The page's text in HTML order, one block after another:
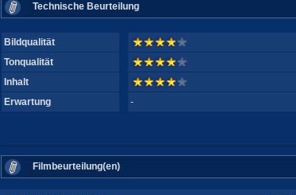
Technische Beurteilung
Bildqualität
Tonqualität
Inhalt
Erwartung
-
Filmbeurteilung(en)